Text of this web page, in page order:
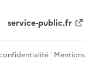
service-public.fr
Mentions